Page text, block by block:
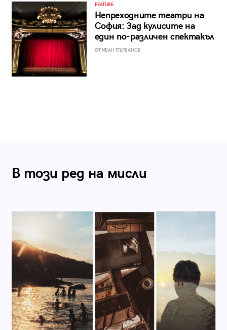
FEATURE
Непреходните театри на
София: Зад кулисите на
един по-различен спектакъл
ОТ ИВАН ПЪРВАНОВ
В този ред на мисли